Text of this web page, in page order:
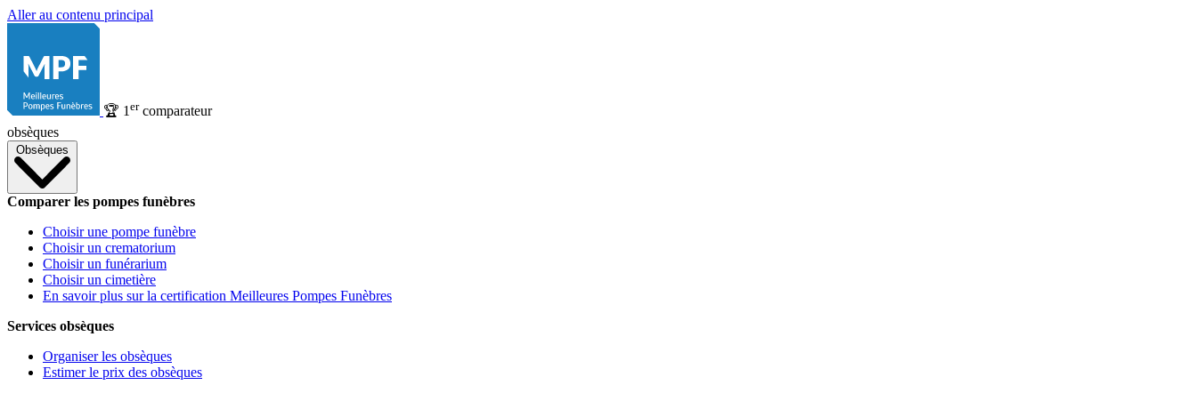
Aller au contenu principal
🏆 1 ercomparateur
obsèques
Obsèques
Comparer les pompes funèbres
Choisir une pompe funèbre
Choisir un crematorium
Choisir un funérarium
Choisir un cimetière
En savoir plus sur la certification Meilleures Pompes Funèbres
Services obsèques
Organiser les obsèques
Estimer le prix des obsèques